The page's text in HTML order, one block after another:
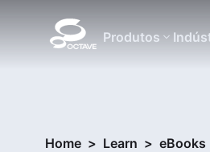
Produtos
Home > Learn > eBooks